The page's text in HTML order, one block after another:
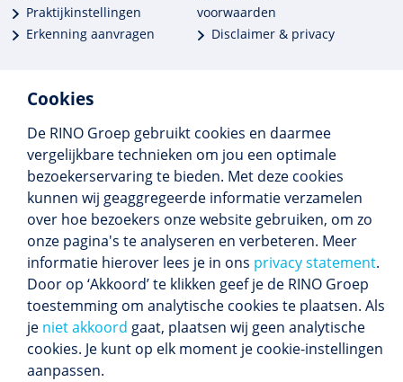
Cookies
De RINO Groep gebruikt cookies en daarmee
vergelijkbare technieken om jou een optimale
bezoekerservaring te bieden. Met deze cookies
kunnen wij geaggregeerde informatie verzamelen
over hoe bezoekers onze website gebruiken, om zo
onze pagina's te analyseren en verbeteren. Meer
informatie hierover lees je in ons privacy statement.
Door op ‘Akkoord’ te klikken geef je de RINO Groep
toestemming om analytische cookies te plaatsen. Als
je niet akkoord gaat, plaatsen wij geen analytische
cookies. Je kunt op elk moment je cookie-instellingen
aanpassen.
Praktijkinstellingen
Erkenning aanvragen
voorwaarden
Disclaimer & privacy
Meer dan 250 opleidingen
Alle BIG-opleidingen in huis
Cedeo-erkend en CRKBO-geregistreerd
Gemiddelde beoordeling 8,4
Volg ons
Blijf op de hoogte van het (nieuwe) scholings­
aanbod en ons laatste nieuws.